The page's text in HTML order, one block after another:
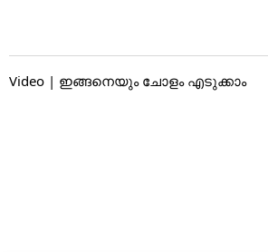
Video | ഇങ്ങനെയും ചോളം എടുക്കാം